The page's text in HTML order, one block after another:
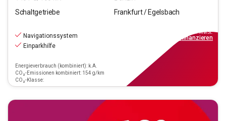
Schaltgetriebe
Frankfurt / Egelsbach
Navigationssystem
Einparkhilfe
Energieverbrauch (kombiniert): k.A.
CO₂-Emissionen kombiniert: 154 g/km
CO₂-Klasse:
inkl.MwSt.
finanzieren